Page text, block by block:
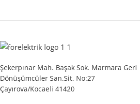
Şekerpınar Mah. Başak Sok. Marmara Geri
Dönüşümcüler San.Sit. No:27
Çayırova/Kocaeli 41420